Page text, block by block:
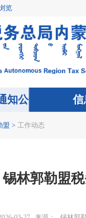
览
知公
告
信
盟 > 工作动态
锡林郭勒盟